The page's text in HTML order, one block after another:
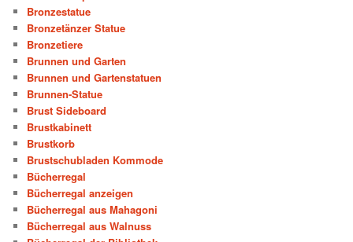
Bronzestatue
Bronzetänzer Statue
Bronzetiere
Brunnen und Garten
Brunnen und Gartenstatuen
Brunnen-Statue
Brust Sideboard
Brustkabinett
Brustkorb
Brustschubladen Kommode
Bücherregal
Bücherregal anzeigen
Bücherregal aus Mahagoni
Bücherregal aus Walnuss